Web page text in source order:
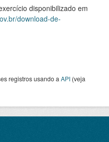
disponibilizado em
download-de-
registros usando a API (veja